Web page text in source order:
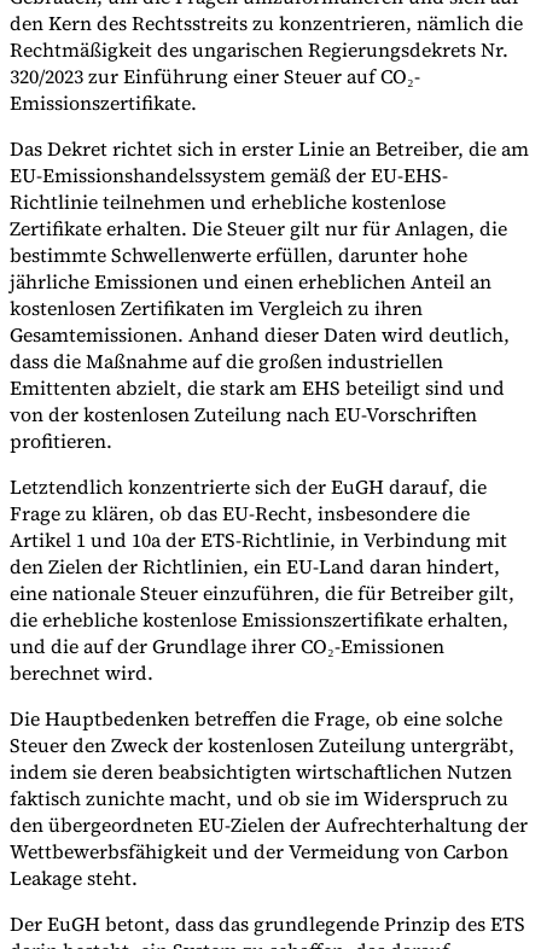
den Kern des Rechtsstreits zu konzentrieren, nämlich die
Rechtmäßigkeit des ungarischen Regierungsdekrets Nr.
320/2023 zur Einführung einer Steuer auf CO₂-
Emissionszertifikate.
Das Dekret richtet sich in erster Linie an Betreiber, die am
EU-Emissionshandelssystem gemäß der EU-EHS-
Richtlinie teilnehmen und erhebliche kostenlose
Zertifikate erhalten. Die Steuer gilt nur für Anlagen, die
bestimmte Schwellenwerte erfüllen, darunter hohe
jährliche Emissionen und einen erheblichen Anteil an
kostenlosen Zertifikaten im Vergleich zu ihren
Gesamtemissionen. Anhand dieser Daten wird deutlich,
dass die Maßnahme auf die großen industriellen
Emittenten abzielt, die stark am EHS beteiligt sind und
von der kostenlosen Zuteilung nach EU-Vorschriften
profitieren.
Letztendlich konzentrierte sich der EuGH darauf, die
Frage zu klären, ob das EU-Recht, insbesondere die
Artikel 1 und 10a der ETS-Richtlinie, in Verbindung mit
den Zielen der Richtlinien, ein EU-Land daran hindert,
eine nationale Steuer einzuführen, die für Betreiber gilt,
die erhebliche kostenlose Emissionszertifikate erhalten,
und die auf der Grundlage ihrer CO₂-Emissionen
berechnet wird.
Die Hauptbedenken betreffen die Frage, ob eine solche
Steuer den Zweck der kostenlosen Zuteilung untergräbt,
indem sie deren beabsichtigten wirtschaftlichen Nutzen
faktisch zunichte macht, und ob sie im Widerspruch zu
den übergeordneten EU-Zielen der Aufrechterhaltung der
Wettbewerbsfähigkeit und der Vermeidung von Carbon
Leakage steht.
Der EuGH betont, dass das grundlegende Prinzip des ETS